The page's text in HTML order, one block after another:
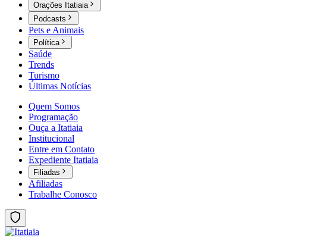
Orações Itatiaia
Podcasts
Pets e Animais
Política
Saúde
Trends
Turismo
Últimas Notícias
Quem Somos
Programação
Ouça a Itatiaia
Institucional
Entre em Contato
Expediente Itatiaia
Filiadas
Afiliadas
Trabalhe Conosco